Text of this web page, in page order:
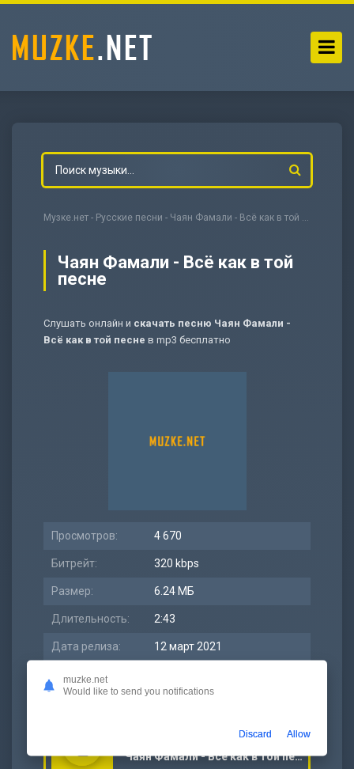
Музке.нет - Русские песни - Чаян Фамали - Всё как в той песне
Чаян Фамали - Всё как в той
песне
Слушать онлайн и скачать песню Чаян Фамали -
Всё как в той песне в mp3 бесплатно
Просмотров: 4 670
Битрейт: 320 kbps
Размер: 6.24 МБ
Длительность: 2:43
Дата релиза: 12 март 2021
Чаян Фамали - Всё как в той песне
muzke.net
Would like to send you notifications
Discard Allow